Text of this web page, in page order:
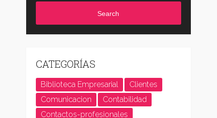
Search
CATEGORÍAS
Biblioteca Empresarial
Clientes
Comunicacion
Contabilidad
Contactos-profesionales